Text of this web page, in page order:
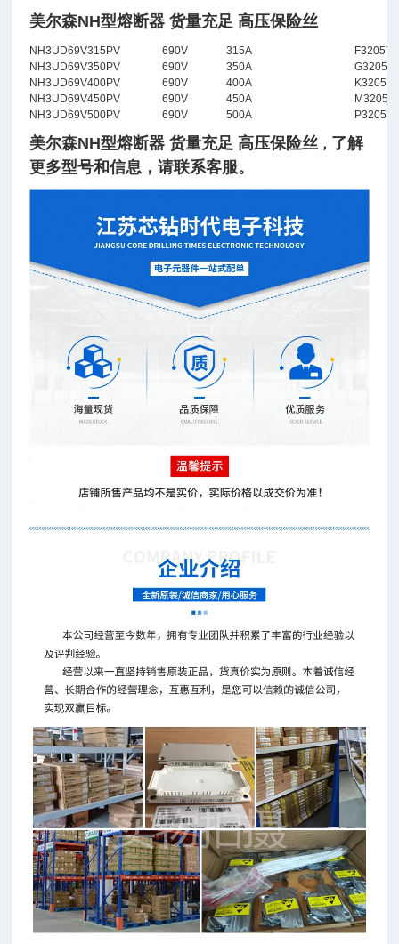
美尔森NH型熔断器 货量充足 高压保险丝
NH3UD69V315PV 690V 315A
F320579
NH3UD69V350PV
690V 350A
NH3UD69V400PV
690V 400A
K320583
NH3UD69V450PV
690V 450A
NH3UD69V500PV
690V 500A P320587
美尔森NH型熔断器 货量充足 高压保险丝 ， 了解
更多型号和信息，请联系客服。